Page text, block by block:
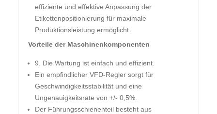
effiziente und effektive Anpassung der
Etikettenpositionierung für maximale
Produktionsleistung ermöglicht.
Vorteile der Maschinenkomponenten
9. Die Wartung ist einfach und effizient.
Ein empfindlicher VFD-Regler sorgt für
Geschwindigkeitsstabilität und eine
Ungenauigkeitsrate von +/- 0,5%.
Der Führungsschienenteil besteht aus